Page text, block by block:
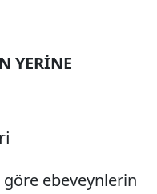
YERİNE
ebeveynlerin